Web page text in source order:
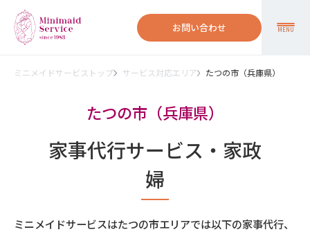
お問い合わせ MENU
ミニメイドサービストップ サービス対応エリア たつの市（兵庫県）
たつの市（兵庫県）
家事代行サービス・家政
婦
ミニメイドサービスはたつの市エリアでは以下の家事代行、